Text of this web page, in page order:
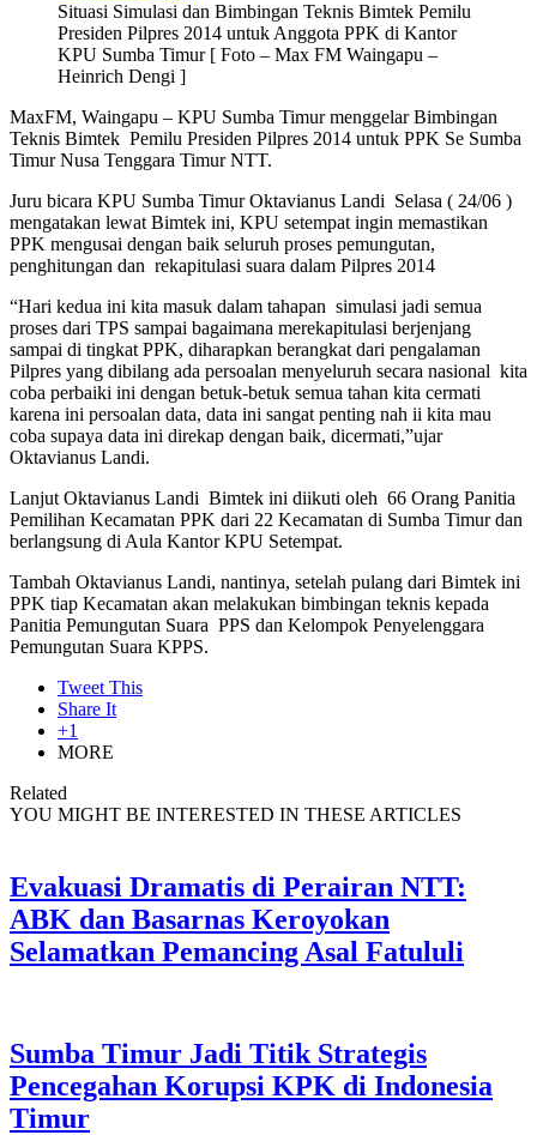
Situasi Simulasi dan Bimbingan Teknis Bimtek Pemilu
Presiden Pilpres 2014 untuk Anggota PPK di Kantor
KPU Sumba Timur [ Foto – Max FM Waingapu –
Heinrich Dengi ]
MaxFM, Waingapu – KPU Sumba Timur menggelar Bimbingan
Teknis Bimtek Pemilu Presiden Pilpres 2014 untuk PPK Se Sumba
Timur Nusa Tenggara Timur NTT.
Juru bicara KPU Sumba Timur Oktavianus Landi Selasa ( 24/06 )
mengatakan lewat Bimtek ini, KPU setempat ingin memastikan
PPK mengusai dengan baik seluruh proses pemungutan,
penghitungan dan rekapitulasi suara dalam Pilpres 2014
“Hari kedua ini kita masuk dalam tahapan simulasi jadi semua
proses dari TPS sampai bagaimana merekapitulasi berjenjang
sampai di tingkat PPK, diharapkan berangkat dari pengalaman
Pilpres yang dibilang ada persoalan menyeluruh secara nasional kita
coba perbaiki ini dengan betuk-betuk semua tahan kita cermati
karena ini persoalan data, data ini sangat penting nah ii kita mau
coba supaya data ini direkap dengan baik, dicermati,”ujar
Oktavianus Landi.
Lanjut Oktavianus Landi Bimtek ini diikuti oleh 66 Orang Panitia
Pemilihan Kecamatan PPK dari 22 Kecamatan di Sumba Timur dan
berlangsung di Aula Kantor KPU Setempat.
Tambah Oktavianus Landi, nantinya, setelah pulang dari Bimtek ini
PPK tiap Kecamatan akan melakukan bimbingan teknis kepada
Panitia Pemungutan Suara PPS dan Kelompok Penyelenggara
Pemungutan Suara KPPS.
Tweet This
Share It
+1
MORE
Related
YOU MIGHT BE INTERESTED IN THESE ARTICLES
Evakuasi Dramatis di Perairan NTT:
ABK dan Basarnas Keroyokan
Selamatkan Pemancing Asal Fatululi
Sumba Timur Jadi Titik Strategis
Pencegahan Korupsi KPK di Indonesia
Timur